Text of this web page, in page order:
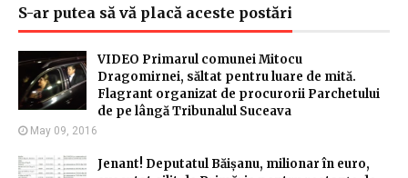
S-ar putea să vă placă aceste postări
VIDEO Primarul comunei Mitocu
Dragomirnei, săltat pentru luare de mită.
Flagrant organizat de procurorii Parchetului
de pe lângă Tribunalul Suceava
May 09, 2016
Jenant! Deputatul Băișanu, milionar în euro,